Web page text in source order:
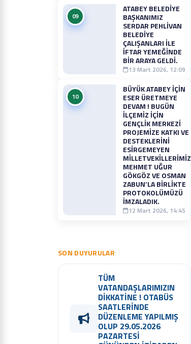
09
ATABEY BELEDIYE
BAŞKANIMIZ
SERDAR PEHLIVAN
BELEDIYE
ÇALIŞANLARI ILE
İFTAR YEMEĞINDE
BIR ARAYA GELDI.
13 Mart 2026, 12:09
10
BÜYÜK ATABEY İÇIN
ESER ÜRETMEYE
DEVAM ! BUGÜN
İLÇEMIZ İÇIN
GENÇLIK MERKEZI
PROJEMIZE KATKI VE
DESTEKLERINI
ESIRGEMEYEN
MILLETVEKILLERIMIZ
MEHMET UĞUR
GÖKGÖZ VE OSMAN
ZABUN’LA BIRLIKTE
PROTOKOLÜMÜZÜ
İMZALADIK.
12 Mart 2026, 14:45
SON DUYURULAR
TÜM
VATANDAŞLARIMIZIN
DİKKATİNE ! OTABÜS
SAATLERİNDE
DÜZENLEME YAPILMIŞ
OLUP 29.05.2026
PAZARTESİ